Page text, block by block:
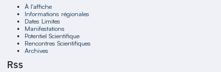
À l'affiche
Informations régionales
Dates Limites
Manifestations
Potentiel Scientifique
Rencontres Scientifiques
Archives
Rss